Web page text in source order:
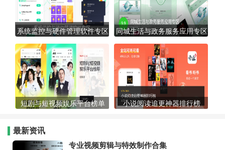
系统监控与硬件管理软件专区 同城生活与政务服务应用专区
短剧与短视频娱乐平台榜单 小说阅读追更神器排行榜
最新资讯
专业视频剪辑与特效制作合集